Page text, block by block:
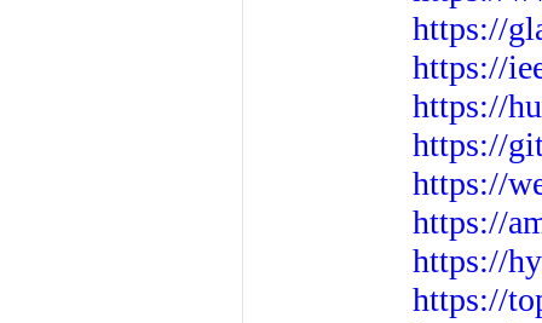
https://
https://
https://
https://
https://
https://
https://
https://